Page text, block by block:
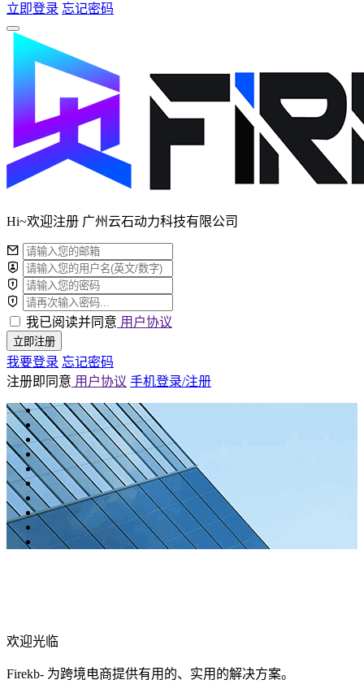
立即登录 忘记密码
Hi~欢迎注册 广州云石动力科技有限公司
我已阅读并同意 用户协议
立即注册
我要登录 忘记密码
注册即同意 用户协议 手机登录/注册
欢迎光临
Firekb- 为跨境电商提供有用的、实用的解决方案。